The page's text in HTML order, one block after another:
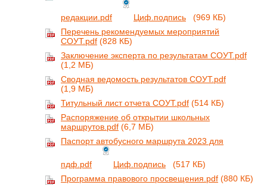
редакции.pdf Циф.подпись
(969 КБ)
Перечень рекомендуемых мероприятий
СОУТ.pdf (828 КБ)
Заключение эксперта по результатам СОУТ.pdf
(1,2 МБ)
Сводная ведомость результатов СОУТ.pdf
(1,9 МБ)
Титульный лист отчета СОУТ.pdf (514 КБ)
Распоряжение об открытии школьных
маршрутов.pdf (6,7 МБ)
Паспорт автобусного маршрута 2023 для
пдф.pdf Циф.подпись
(517 КБ)
Программа правового просвещения.pdf (880 КБ)